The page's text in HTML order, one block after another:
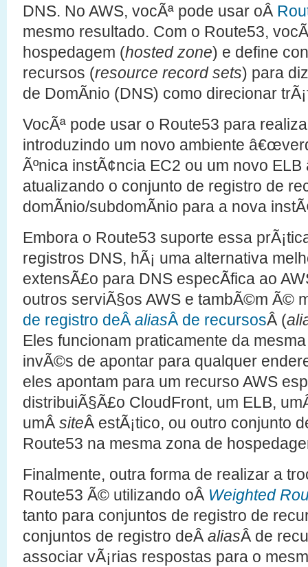
DNS. No AWS, vocÃª pode usar oÂ
mesmo resultado. Com o Route53,
hospedagem (hosted zone) e define
recursos (resource record sets) para
de DomÃ­nio (DNS) como direcionar
VocÃª pode usar o Route53 para
introduzindo um novo ambiente
Ãºnica instÃ¢ncia EC2 ou um novo ELB
atualizando o conjunto de registro de
domÃ­nio/subdomÃ­nio para a nova
Embora o Route53 suporte essa
registros DNS, hÃ¡ uma alternativa
extensÃ£o para DNS especÃ­fica ao
outros serviÃ§os AWS e tambÃ©m Ã©
de registro deÂ aliasÂ de recursosÂ (
Eles funcionam praticamente da
invÃ©s de apontar para qualquer
eles apontam para um recurso AWS
distribuiÃ§Ã£o CloudFront, um ELB,
umÂ siteÂ estÃ¡tico, ou outro conjunto
Route53 na mesma zona de
Finalmente, outra forma de realizar a
Route53 Ã© utilizando oÂ Weighted
tanto para conjuntos de registro de
conjuntos de registro deÂ aliasÂ de
associar vÃ¡rias respostas para o